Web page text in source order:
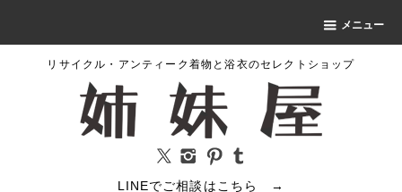
メニュー
リサイクル・アンティーク着物と浴衣のセレクトショップ
LINEでご相談はこちら →